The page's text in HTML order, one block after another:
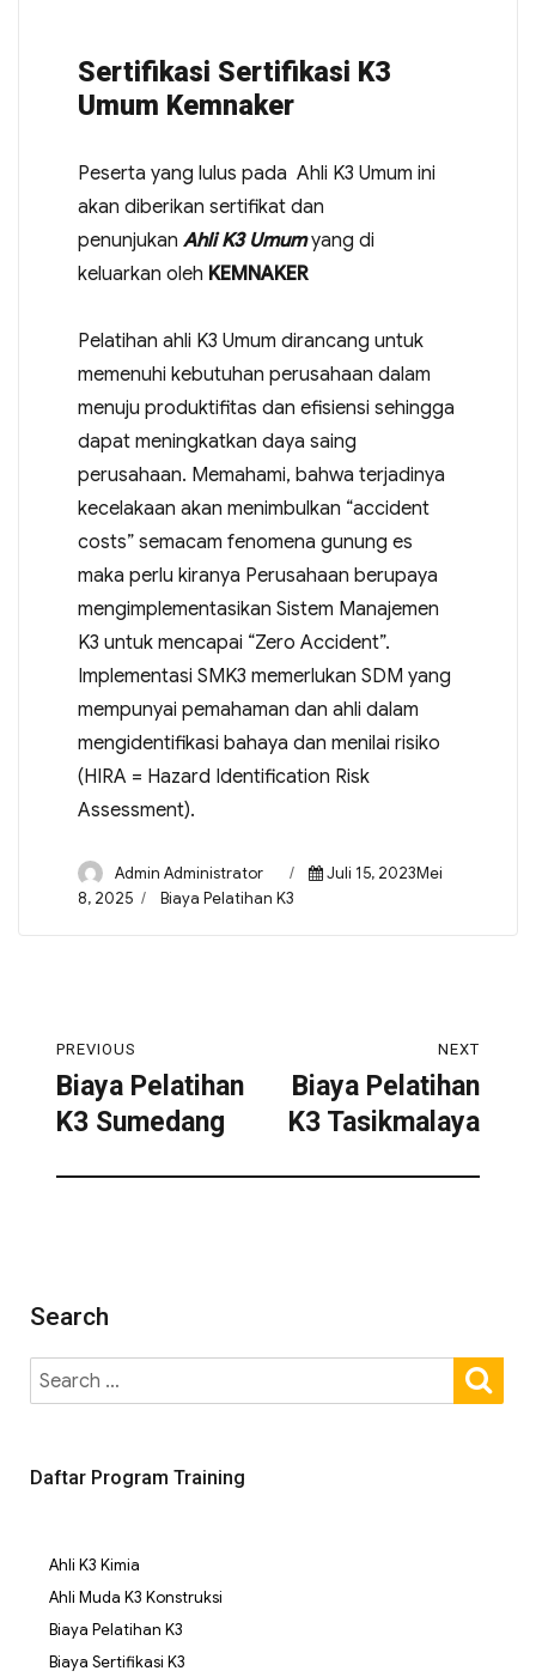
Sertifikasi Sertifikasi K3
Umum Kemnaker
Peserta yang lulus pada Ahli K3 Umum ini
akan diberikan sertifikat dan
penunjukan Ahli K3 Umumyang di
keluarkan oleh KEMNAKER
Pelatihan ahli K3 Umum dirancang untuk
memenuhi kebutuhan perusahaan dalam
menuju produktifitas dan efisiensi sehingga
dapat meningkatkan daya saing
perusahaan. Memahami, bahwa terjadinya
kecelakaan akan menimbulkan “accident
costs” semacam fenomena gunung es
maka perlu kiranya Perusahaan berupaya
mengimplementasikan Sistem Manajemen
K3 untuk mencapai “Zero Accident”.
Implementasi SMK3 memerlukan SDM yang
mempunyai pemahaman dan ahli dalam
mengidentifikasi bahaya dan menilai risiko
(HIRA = Hazard Identification Risk
Assessment).
Admin Administrator
Juli 15, 2023Mei
8, 2025
Biaya Pelatihan K3
PREVIOUS
Biaya Pelatihan
K3 Sumedang
NEXT
Biaya Pelatihan
K3 Tasikmalaya
Search
Daftar Program Training
Ahli K3 Kimia
Ahli Muda K3 Konstruksi
Biaya Pelatihan K3
Biaya Sertifikasi K3